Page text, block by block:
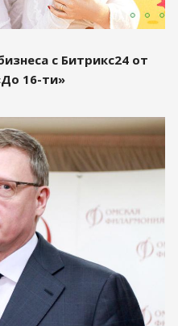
с Битрикс24 от
16-ти»